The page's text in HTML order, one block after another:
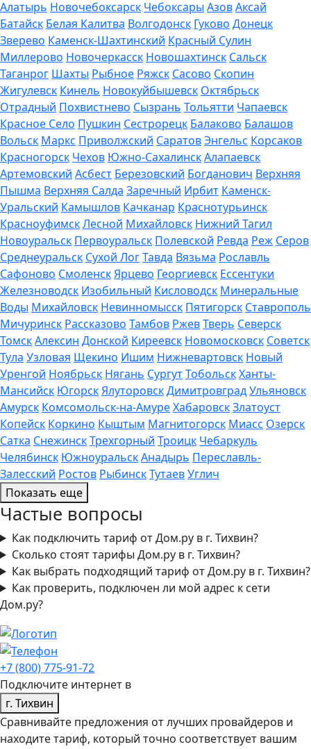
Алатырь Новочебоксарск Чебоксары АзовАксай
Батайск Белая Калитва Волгодонск Гуково Донецк
Зверево Каменск-Шахтинский Красный Сулин
Миллерово Новочеркасск Новошахтинск Сальск
Таганрог Шахты Рыбное Ряжск Сасово Скопин
Жигулевск Кинель Новокуйбышевск Октябрьск
Отрадный Похвистнево Сызрань Тольятти Чапаевск
Красное Село Пушкин Сестрорецк Балаково Балашов
Вольск Маркс Приволжский СаратовЭнгельс Корсаков
Красногорск Чехов Южно-СахалинскАлапаевск
Артемовский Асбест Березовский Богданович Верхняя
Пышма Верхняя Салда Заречный Ирбит Каменск-
Уральский Камышлов Качканар Краснотурьинск
КрасноуфимскЛесной Михайловск Нижний Тагил
Новоуральск Первоуральск Полевской Ревда Реж Серов
Среднеуральск Сухой ЛогТавда Вязьма Рославль
Сафоново СмоленскЯрцево Георгиевск Ессентуки
Железноводск Изобильный Кисловодск Минеральные
Воды Михайловск Невинномысск Пятигорск Ставрополь
Мичуринск Рассказово Тамбов РжевТверь Северск
ТомскАлексин Донской Киреевск Новомосковск Советск
Тула Узловая Щекино Ишим Нижневартовск Новый
Уренгой Ноябрьск Нягань СургутТобольскХанты-
Мансийск ЮгорскЯлуторовскДимитровградУльяновск
Амурск Комсомольск-на-АмуреХабаровскЗлатоуст
Копейск Коркино Кыштым Магнитогорск Миасс Озерск
Сатка СнежинскТрехгорный Троицк Чебаркуль
Челябинск ЮжноуральскАнадырь Переславль-
Залесский Ростов РыбинскТутаевУглич
Показать еще
Частые вопросы
Как подключить тариф от Дом.ру в г. Тихвин?
Сколько стоят тарифы Дом.ру в г. Тихвин?
Как выбрать подходящий тариф от Дом.ру в г. Тихвин?
Как проверить, подключен ли мой адрес к сети
Дом.ру?
+7 (800) 775-91-72
Подключите интернет в
г. Тихвин
Сравнивайте предложения от лучших провайдеров и
находите тариф, который точно соответствует вашим